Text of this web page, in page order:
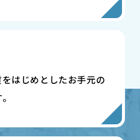
はじめとしたお手元の